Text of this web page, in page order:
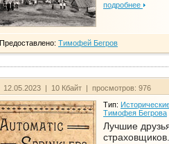
подробнее
Предоставлено: Тимофей Бегров
12.05.2023 | 10 Кбайт | просмотров: 976
Тип:
Тимофея Бегрова
Лучшие